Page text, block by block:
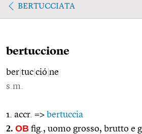
BERTUCCIATA
bertuccione
ber tuc ció ne
s.m.
1. accr. => bertuccia
2. OB fig., uomo grosso, brutto e